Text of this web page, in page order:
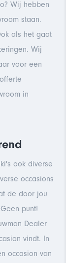
Wij hebben
staan.
als het gaat
Wij
voor een
in
ook diverse
occasions
de door jou
punt!
Dealer
vindt. In
occasion van